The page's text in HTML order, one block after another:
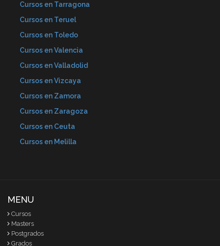
Cursos en Tarragona
Cursos en Teruel
Cursos en Toledo
Cursos en Valencia
Cursos en Valladolid
Cursos en Vizcaya
Cursos en Zamora
Cursos en Zaragoza
Cursos en Ceuta
Cursos en Melilla
MENU
Cursos
Masters
Postgrados
Grados